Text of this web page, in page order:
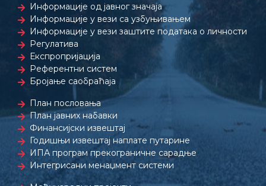
Информације од јавног значаја
Информације у вези са узбуњивањем
Информације у вези заштите података о личности
Регулатива
Експропријација
Референтни систем
Бројање саобраћаја
План пословања
План јавних набавки
Финансијски извештај
Годишњи извештај наплате путарине
ИПА програм прекограничне сарадње
Интегрисани менаџмент системи